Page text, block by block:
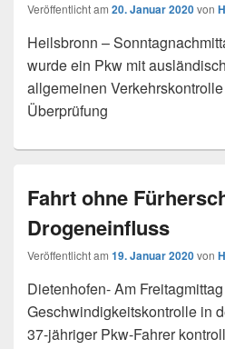
Veröffentlicht am 20. Januar 2020von
Heilsbronn –
wurde ein Pkw mit
allgemeinen
Überprüfung
Fahrt ohne
Drogeneinfluss
Veröffentlicht am 19. Januar 2020von
Dietenhofen- Am
Geschwindigkeitskontrolle in
37-jähriger Pkw-Fahrer